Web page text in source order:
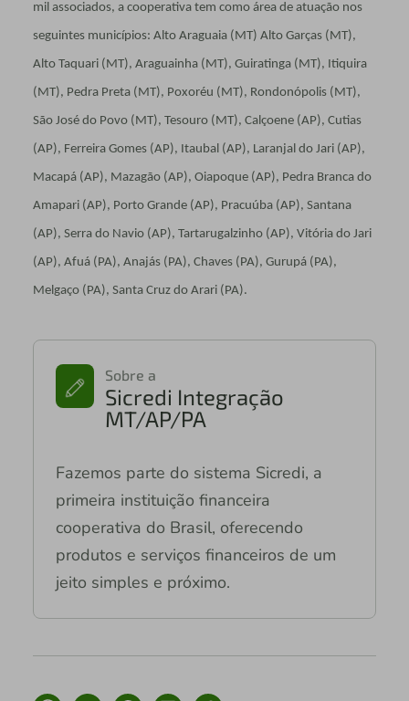
mil associados, a cooperativa tem como área de atuação nos
seguintes municípios: Alto Araguaia (MT) Alto Garças (MT),
Alto Taquari (MT), Araguainha (MT), Guiratinga (MT), Itiquira
(MT), Pedra Preta (MT), Poxoréu (MT), Rondonópolis (MT),
São José do Povo (MT), Tesouro (MT), Calçoene (AP), Cutias
(AP), Ferreira Gomes (AP), Itaubal (AP), Laranjal do Jari (AP),
Macapá (AP), Mazagão (AP), Oiapoque (AP), Pedra Branca do
Amapari (AP), Porto Grande (AP), Pracuúba (AP), Santana
(AP), Serra do Navio (AP), Tartarugalzinho (AP), Vitória do Jari
(AP), Afuá (PA), Anajás (PA), Chaves (PA), Gurupá (PA),
Melgaço (PA), Santa Cruz do Arari (PA).
Sobre a
Sicredi Integração
MT/AP/PA
Fazemos parte do sistema Sicredi, a
primeira instituição financeira
cooperativa do Brasil, oferecendo
produtos e serviços financeiros de um
jeito simples e próximo.